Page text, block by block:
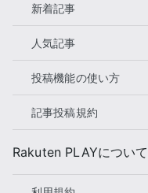
新着記事
人気記事
投稿機能の使い方
記事投稿規約
Rakuten PLAYについて